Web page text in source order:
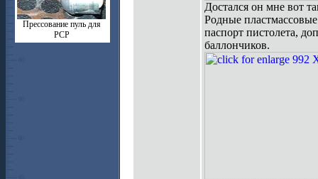
Прессование пуль для
РСР
Достался он мне вот
Родные
паспорт пистолета,
баллончиков.